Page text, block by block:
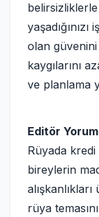
olan
kaygılarını
ve planlama
Editör
Rüyada kredi
bireylerin
rüya